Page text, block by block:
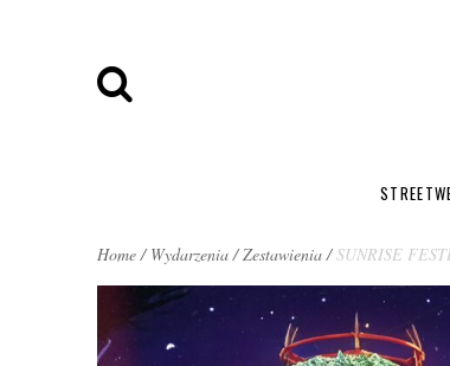
BREADCRUMBS
NAVIGATION
Home/ Wydarzenia/ Zestawienia/ SUNRISE